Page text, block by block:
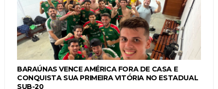
BARAÚNAS VENCE AMÉRICA FORA DE CASA E
CONQUISTA SUA PRIMEIRA VITÓRIA NO ESTADUAL
SUB-20